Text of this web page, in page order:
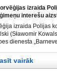
vēl vairāk, arī
atbalstu Ukrainas
padomes
kurš runāja
un iestājās
uzspiešanu,-
izraida
interešu
izraida Polijas
(Sławomir
dienesta
Norvēģijas
ka Polijas
vairāk